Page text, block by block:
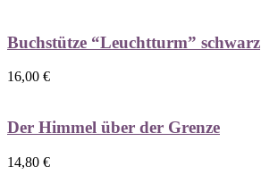
Buchstütze “Leuchtturm” schwarz
16,00 €
Der Himmel über der Grenze
14,80 €